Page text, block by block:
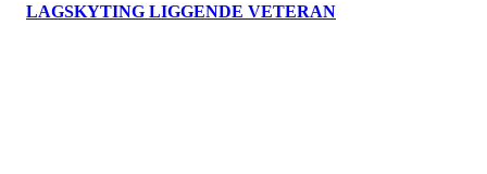
LAGSKYTING LIGGENDE VETERAN